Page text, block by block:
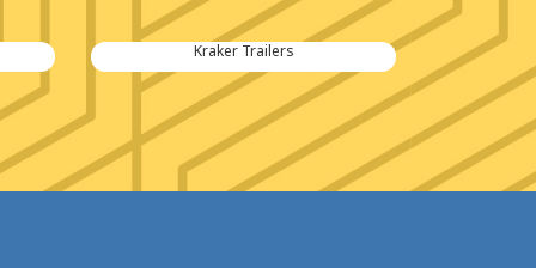
RH Beheer Van